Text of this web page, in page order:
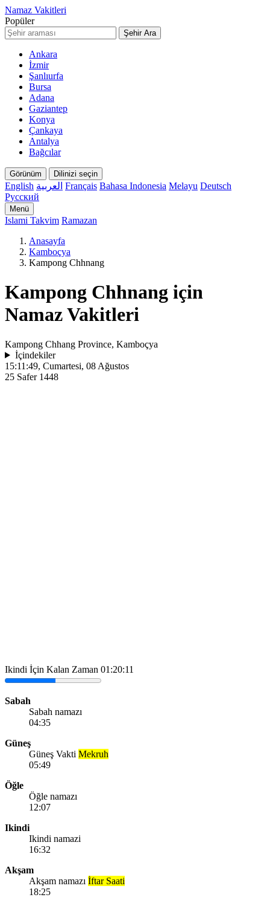
Namaz Vakitleri
Popüler
Şehir Ara
Ankara
İzmir
Şanlıurfa
Bursa
Adana
Gaziantep
Konya
Çankaya
Antalya
Bağcılar
Görünüm Dilinizi seçin
English العربية Français Bahasa Indonesia Melayu Deutsch
Русский
Menü
Islami Takvim Ramazan
Anasayfa
Kamboçya
Kampong Chhnang
Kampong Chhnang için
Namaz Vakitleri
Kampong Chhang Province, Kamboçya
İçindekiler
15:11:49, Cumartesi, 08 Ağustos
25 Safer 1448
Ikindi İçin Kalan Zaman 01:20:11
Sabah
Sabah namazı
04:35
Güneş
Güneş Vakti Mekruh
05:49
Öğle
Öğle namazı
12:07
Ikindi
Ikindi namazi
16:32
Akşam
Akşam namazı İftar Saati
18:25